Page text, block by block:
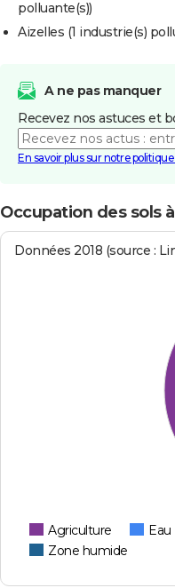
polluante(s))
Aizelles (1 industrie(s)
A ne pas manquer
Recevez nos astuces et
En savoir plus sur notre
Occupation des sols
Données 2018 (source :
Agriculture Eau
Zone humide